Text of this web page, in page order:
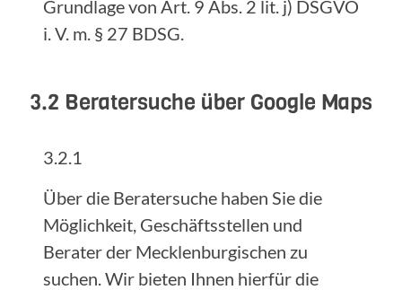
Grundlage von Art. 9 Abs. 2 lit. j) DSGVO
i. V. m. § 27 BDSG.
3.2 Beratersuche über Google Maps
3.2.1
Über die Beratersuche haben Sie die
Möglichkeit, Geschäftsstellen und
Berater der Mecklenburgischen zu
suchen. Wir bieten Ihnen hierfür die